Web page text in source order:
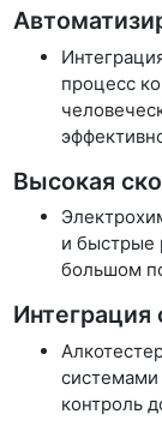
процесс
Высокая
и быстрые
большом
Интеграция
контроль